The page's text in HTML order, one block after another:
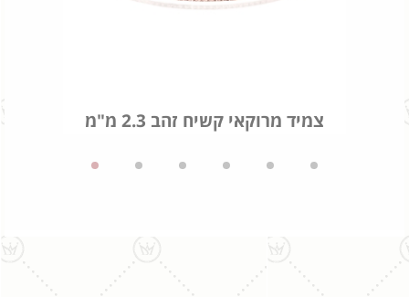
צמיד מרוקאי קשיח זהב 2.3 מ"מ